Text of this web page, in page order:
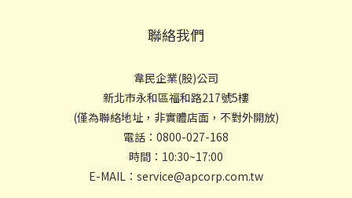
聯絡我們
韋民企業(股)公司
新北市永和區福和路217號5樓
(僅為聯絡地址，非實體店面，不對外開放)
電話：0800-027-168
時間：10:30~17:00
E-MAIL：service@apcorp.com.tw